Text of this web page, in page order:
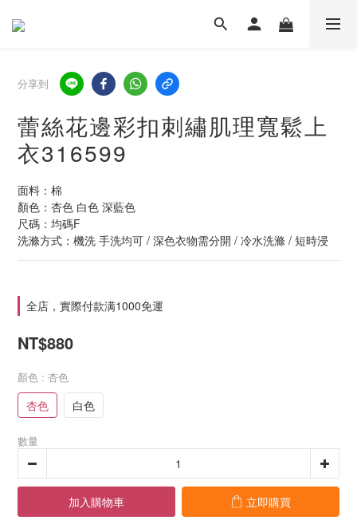
分享到
蕾絲花邊彩扣刺繡肌理寬鬆上
衣316599
面料：棉
顏色：杏色 白色 深藍色
尺碼：均碼F
洗滌方式：機洗 手洗均可 / 深色衣物需分開 / 冷水洗滌 / 短時浸
全店，實際付款满1000免運
NT$880
顏色 : 杏色
杏色 白色
數量
加入購物車 立即購買